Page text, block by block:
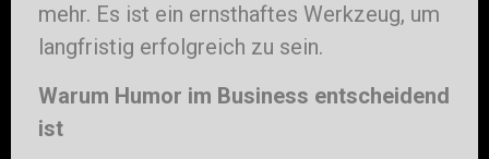
mehr. Es ist ein ernsthaftes Werkzeug, um
langfristig erfolgreich zu sein.
Warum Humor im Business entscheidend
ist